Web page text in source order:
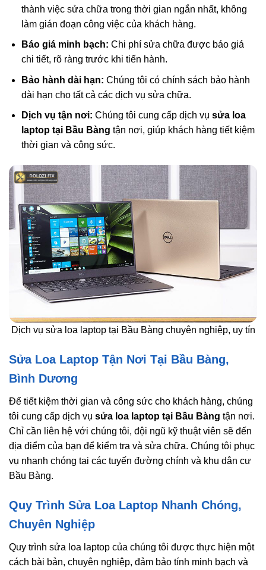
thành việc sửa chữa trong thời gian ngắn nhất, không
làm gián đoạn công việc của khách hàng.
Báo giá minh bạch: Chi phí sửa chữa được báo giá
chi tiết, rõ ràng trước khi tiến hành.
Bảo hành dài hạn: Chúng tôi có chính sách bảo hành
dài hạn cho tất cả các dịch vụ sửa chữa.
Dịch vụ tận nơi: Chúng tôi cung cấp dịch vụ sửa loa
laptop tại Bầu Bàng tận nơi, giúp khách hàng tiết kiệm
thời gian và công sức.
Dịch vụ sửa loa laptop tại Bầu Bàng chuyên nghiệp, uy tín
Sửa Loa Laptop Tận Nơi Tại Bầu Bàng,
Bình Dương
Để tiết kiệm thời gian và công sức cho khách hàng, chúng
tôi cung cấp dịch vụ sửa loa laptop tại Bầu Bàng tận nơi.
Chỉ cần liên hệ với chúng tôi, đội ngũ kỹ thuật viên sẽ đến
địa điểm của bạn để kiểm tra và sửa chữa. Chúng tôi phục
vụ nhanh chóng tại các tuyến đường chính và khu dân cư
Bầu Bàng.
Quy Trình Sửa Loa Laptop Nhanh Chóng,
Chuyên Nghiệp
Quy trình sửa loa laptop của chúng tôi được thực hiện một
cách bài bản, chuyên nghiệp, đảm bảo tính minh bạch và